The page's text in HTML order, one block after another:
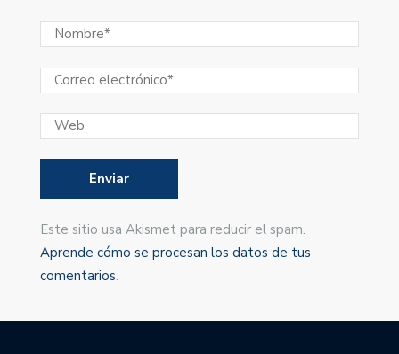
Este sitio usa Akismet para reducir el spam.
Aprende cómo se procesan los datos de tus
comentarios.